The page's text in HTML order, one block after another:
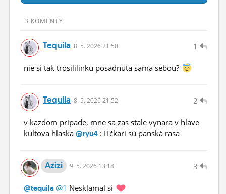
3 KOMENTY
1
Tequila 8. 5. 2026 21:50
nie si tak trosililinku posadnuta sama sebou?
2
Tequila 8. 5. 2026 21:52
v kazdom pripade, mne sa zas stale vynara v hlave
kultova hlaska @ryu4 : ITčkari sú panská rasa
3
Azizi 9. 5. 2026 13:18
@tequila @1 Nesklamal si